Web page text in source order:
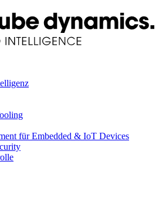
für Embedded & IoT Devices